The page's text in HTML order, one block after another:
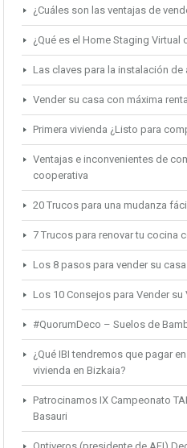
¿Cuáles son las ventajas de
¿Qué es el Home Staging Virtual
Las claves para la instalación
Vender su casa con máxima
Primera vivienda ¿Listo para
Ventajas e inconvenientes de
cooperativa
20 Trucos para una mudanza
7 Trucos para renovar tu cocina
Los 8 pasos para vender su casa
Los 10 Consejos para Vender su
#QuorumDeco – Suelos de
¿Qué IBI tendremos que pagar
vivienda en Bizkaia?
Patrocinamos IX Campeonato
Basauri